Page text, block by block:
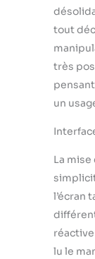
tout
très
un
La mise
l’écran
lu le